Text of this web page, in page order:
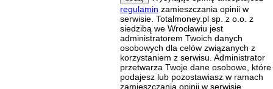
regulamin zamieszczania opinii w
serwisie. Totalmoney.pl sp. z o.o. z
siedzibą we Wrocławiu jest
administratorem Twoich danych
osobowych dla celów związanych z
korzystaniem z serwisu. Administrator
przetwarza Twoje dane osobowe, które
podajesz lub pozostawiasz w ramach
zamieszczania opinii w serwisie.